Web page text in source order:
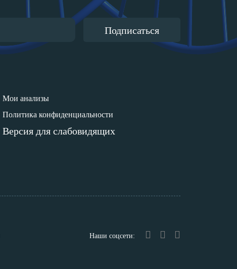
Подписаться
Мои анализы
Политика конфиденциальности
Версия для слабовидящих
Наши соцсети: